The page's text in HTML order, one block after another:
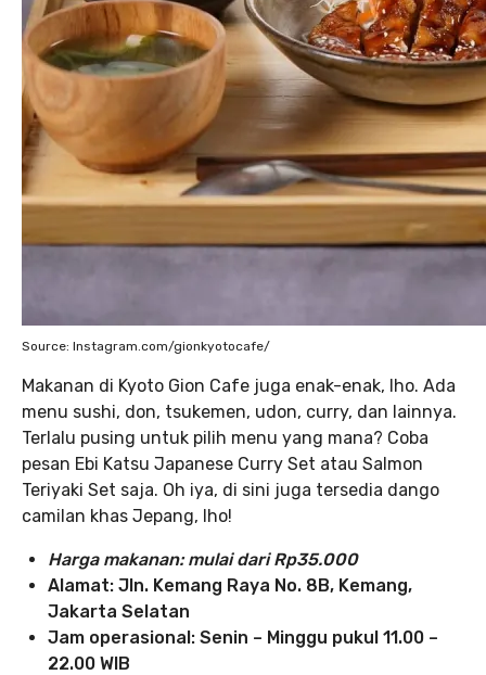
Source: Instagram.com/gionkyotocafe/
Makanan di Kyoto Gion Cafe juga enak-enak, lho. Ada
menu sushi, don, tsukemen, udon, curry, dan lainnya.
Terlalu pusing untuk pilih menu yang mana? Coba
pesan Ebi Katsu Japanese Curry Set atau Salmon
Teriyaki Set saja. Oh iya, di sini juga tersedia dango
camilan khas Jepang, lho!
Harga makanan: mulai dari Rp35.000
Alamat: Jln. Kemang Raya No. 8B, Kemang,
Jakarta Selatan
Jam operasional: Senin – Minggu pukul 11.00 –
22.00 WIB